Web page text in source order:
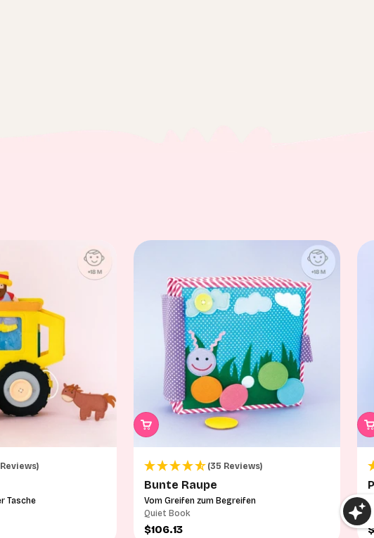
Tasche
(35 Reviews)
Bunte Raupe
Vom Greifen zum Begreifen
Quiet Book
Angebot
$106.13